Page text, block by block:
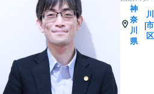
神
奈
川
県
|
区